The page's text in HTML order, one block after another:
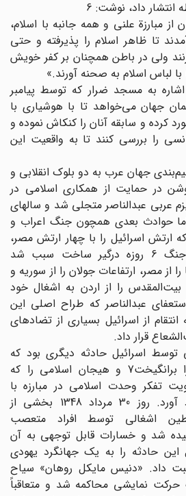
داد، نوشت: 6
مبارزة علنی و همه جانبه با اسلام،
تا ظاهر اسلام را پذیرفته و حتی
ولی در باطن همچنان بر کفر خویش
لباس اسلام به صحنه آورند.»
به مسجد ضرار که توسط پیامبر
جهان می‌خواهد تا با هوشیاری با
کرده و سابقه آنان را کنکاش نموده و
را بررسی کنند تا به واقعیت این
جهان عرب به دو بلوک انقلابی و
در حمایت از همکاری اسلامی در
عربی عبدالناصر متجلی شد و سالهای
حوادث بعدی همچون جنگ اعراب و
ه‍. ش که ارتش اسرائیل را با چهار ارتش مصر،
سوریه، اردن، لبنان در جنگ 6 روزه درگیر ساخت سبب شد
مصر، ارتفاعات جولان را از سوریه و
را از اردن به اشغال خود
عبدالناصر که طراح اصلی این
از اسرائیل بسیاری از تضادهای
قرار داد.
اسرائیل حادثه دیگری بود که
خشم مسلمانان جهان را برانگیخت7 و هیجان اسلامی را که
تفکر وحدت اسلامی در مبارزه با
دشمنان باشد، به وجود آورد. روز 30 مرداد 1348 بخشی از
اشغالی توسط افراد متعصب
شد و خسارات قابل توجهی به آن
حادثه را به یک جهانگرد یهودی
داد. «دنیس مایکل روهان» سیاح
نمایشی محاکمه شد و متعاقباً